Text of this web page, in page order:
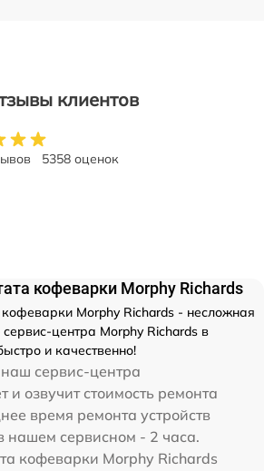
клиентов
5358 оценок
кофеварки Morphy Richards
Morphy Richards - несложная
центра Morphy Richards в
и качественно!
сервис-центра
и озвучит стоимость ремонта
время ремонта устройств
нашем сервисном - 2 часа.
кофеварки Morphy Richards